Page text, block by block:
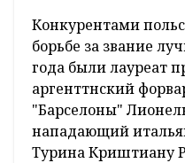
Конкурентами
борьбе за звание
года были лауреат
аргенттнский
"Барселоны"
нападающий
Турина Криштиану